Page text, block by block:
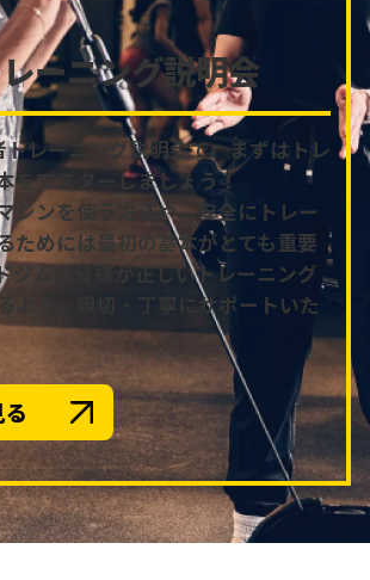
ーニング説明会
レーニング説明会で、まずはトレ
をマスターしましょう！
シンを使う方法や、安全にトレー
ためには最初の基本がとても重要
ジムは皆様が正しいトレーニング
よう、親切・丁寧にサポートいた